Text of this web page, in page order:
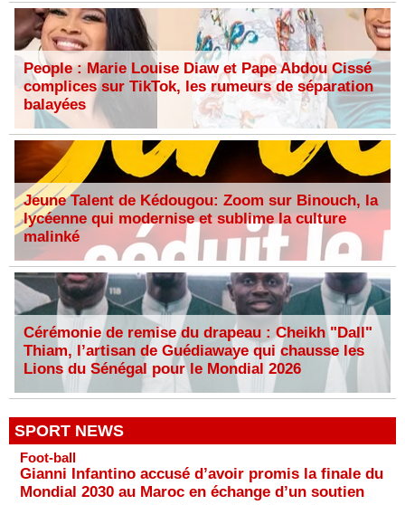
People : Marie Louise Diaw et Pape Abdou Cissé
complices sur TikTok, les rumeurs de séparation
balayées
Jeune Talent de Kédougou: Zoom sur Binouch, la
lycéenne qui modernise et sublime la culture
malinké
Cérémonie de remise du drapeau : Cheikh "Dall"
Thiam, l’artisan de Guédiawaye qui chausse les
Lions du Sénégal pour le Mondial 2026
SPORT NEWS
Foot-ball
Gianni Infantino accusé d’avoir promis la finale du
Mondial 2030 au Maroc en échange d’un soutien